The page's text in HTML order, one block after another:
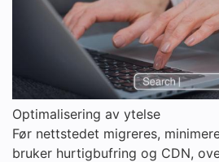
Optimalisering av ytelse
Før nettstedet migreres,
bruker hurtigbufring og CDN,